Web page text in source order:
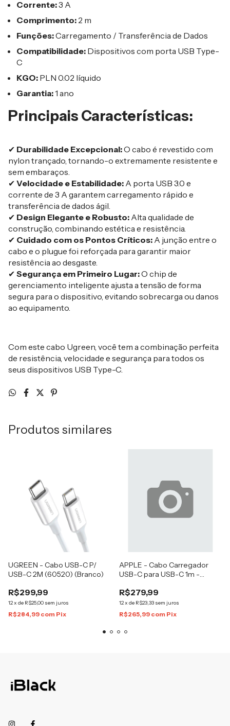
Corrente:3 A
Comprimento: 2 m
Funções:Carregamento / Transferência de Dados
Compatibilidade: Dispositivos com porta USB Type-
C
KGO: PLN 0.02 líquido
Garantia:1 ano
Principais Características:
✔ Durabilidade Excepcional:O cabo é revestido com
nylon trançado, tornando-o extremamente resistente e
sem embaraços.
✔ Velocidade e Estabilidade: A porta USB 3.0 e
corrente de 3 A garantem carregamento rápido e
transferência de dados ágil.
✔ Design Elegante e Robusto: Alta qualidade de
construção, combinando estética e resistência.
✔ Cuidado com os Pontos Críticos: A junção entre o
cabo e o plugue foi reforçada para garantir maior
resistência ao desgaste.
✔ Segurança em Primeiro Lugar:O chip de
gerenciamento inteligente ajusta a tensão de forma
segura para o dispositivo, evitando sobrecarga ou danos
ao equipamento.
Com este cabo Ugreen, você tem a combinação perfeita
de resistência, velocidade e segurança para todos os
seus dispositivos USB Type-C.
Produtos similares
UGREEN - Cabo USB-C P/
USB-C 2M (60520) (Branco)
R$299,99
12x de R$25,00 sem juros
R$284,99 com Pix
APPLE - Cabo Carregador
USB-C para USB-C 1m -
R$279,99
12x de R$23,33 sem juros
R$265,99 com Pix